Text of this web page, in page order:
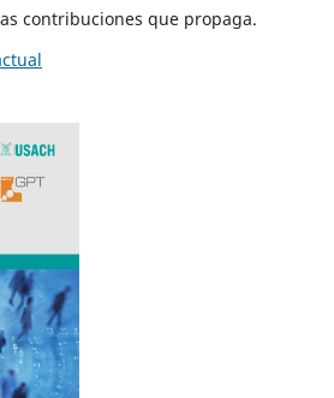
contribuciones que propaga.